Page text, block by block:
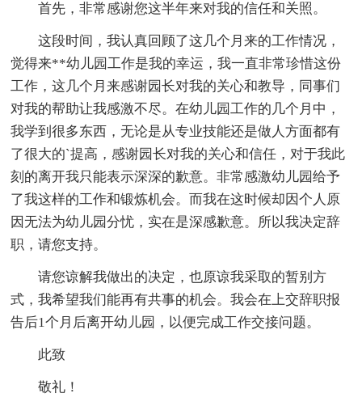
首先，非常感谢您这半年来对我的信任和关照。
这段时间，我认真回顾了这几个月来的工作情况，
觉得来**幼儿园工作是我的幸运，我一直非常珍惜这份
工作，这几个月来感谢园长对我的关心和教导，同事们
对我的帮助让我感激不尽。在幼儿园工作的几个月中，
我学到很多东西，无论是从专业技能还是做人方面都有
了很大的`提高，感谢园长对我的关心和信任，对于我此
刻的离开我只能表示深深的歉意。非常感激幼儿园给予
了我这样的工作和锻炼机会。而我在这时候却因个人原
因无法为幼儿园分忧，实在是深感歉意。所以我决定辞
职，请您支持。
请您谅解我做出的决定，也原谅我采取的暂别方
式，我希望我们能再有共事的机会。我会在上交辞职报
告后1个月后离开幼儿园，以便完成工作交接问题。
此致
敬礼！